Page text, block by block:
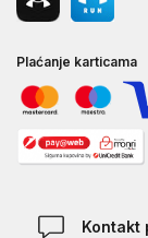
Plaćanje karticama
Kontakt